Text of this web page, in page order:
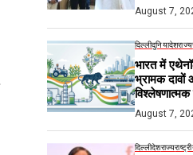
August 7,
दिल्लीदुनियादेशराज्य
भारत में
भ्रामक दावों
विश्लेषणात्मक
August 7,
दिल्लीदेशराज्य